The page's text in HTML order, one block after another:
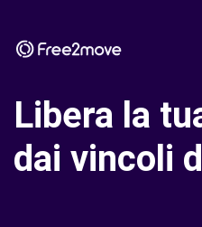
Libera la
dai vincoli